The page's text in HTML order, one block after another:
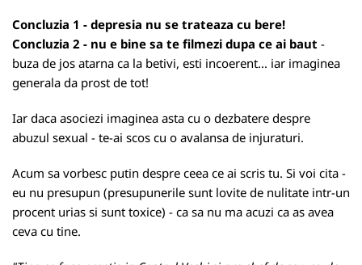
Concluzia 1 - depresia nu se trateaza cu bere!
Concluzia 2 - nu e bine sa te filmezi dupa ce ai baut -
buza de jos atarna ca la betivi, esti incoerent... iar imaginea
generala da prost de tot!
Iar daca asociezi imaginea asta cu o dezbatere despre
abuzul sexual - te-ai scos cu o avalansa de injuraturi.
Acum sa vorbesc putin despre ceea ce ai scris tu. Si voi cita -
eu nu presupun (presupunerile sunt lovite de nulitate intr-un
procent urias si sunt toxice) - ca sa nu ma acuzi ca as avea
ceva cu tine.